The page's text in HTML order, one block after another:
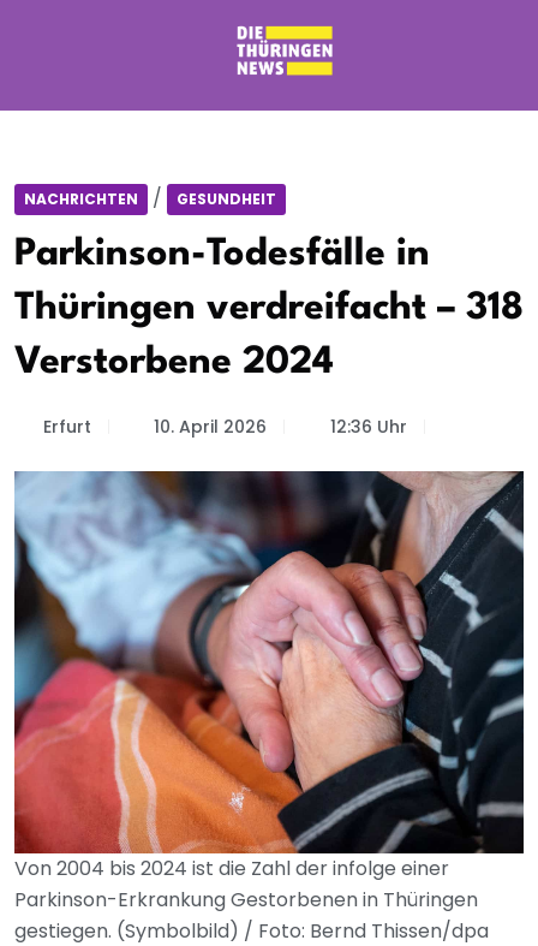
NACHRICHTEN / GESUNDHEIT
Parkinson-Todesfälle in
Thüringen verdreifacht – 318
Verstorbene 2024
Erfurt 10. April 2026 12:36 Uhr
Von 2004 bis 2024 ist die Zahl der infolge einer
Parkinson-Erkrankung Gestorbenen in Thüringen
gestiegen. (Symbolbild) / Foto: Bernd Thissen/dpa